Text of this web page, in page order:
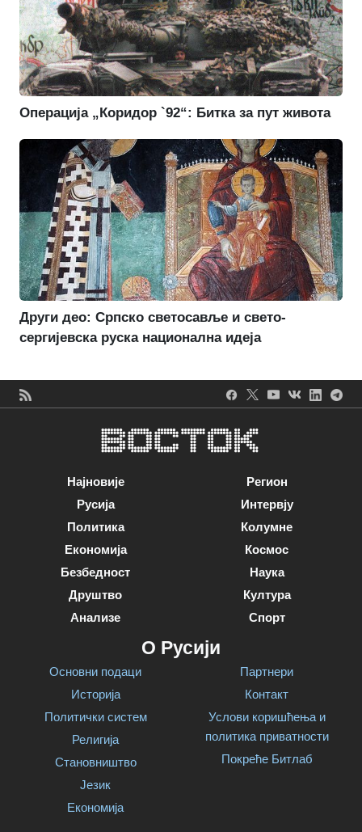
Операција „Коридор `92“: Битка за пут живота
Други део: Српско светосавље и свето-
сергијевска руска национална идеја
Најновије
Русија
Политика
Економија
Безбедност
Друштво
Анализе
Регион
Интервју
Колумне
Космос
Наука
Култура
Спорт
О Русији
Основни подаци
Историја
Политички систем
Религија
Становништво
Језик
Економија
Партнери
Контакт
Услови коришћења и
политика приватности
Покреће Битлаб